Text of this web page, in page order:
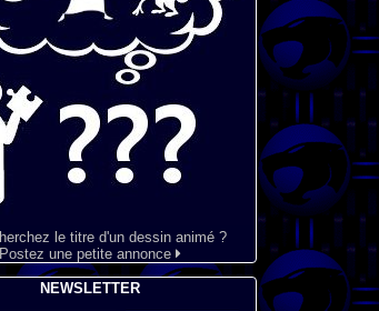
le titre d'un dessin animé ?
Postez une petite annonce
NEWSLETTER